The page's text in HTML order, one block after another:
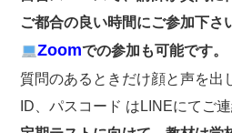
ご都合の良い時間にご参加下さ
Zoomでの参加も可能です。
質問のあるときだけ顔と声を出
ID、パスコード はLINEにてご